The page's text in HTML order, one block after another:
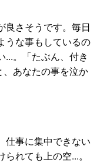
良さそうです。毎日
うな事もしているの
...。「たぶん、付き
あなたの事を泣か
仕事に集中できない
れても上の空...。